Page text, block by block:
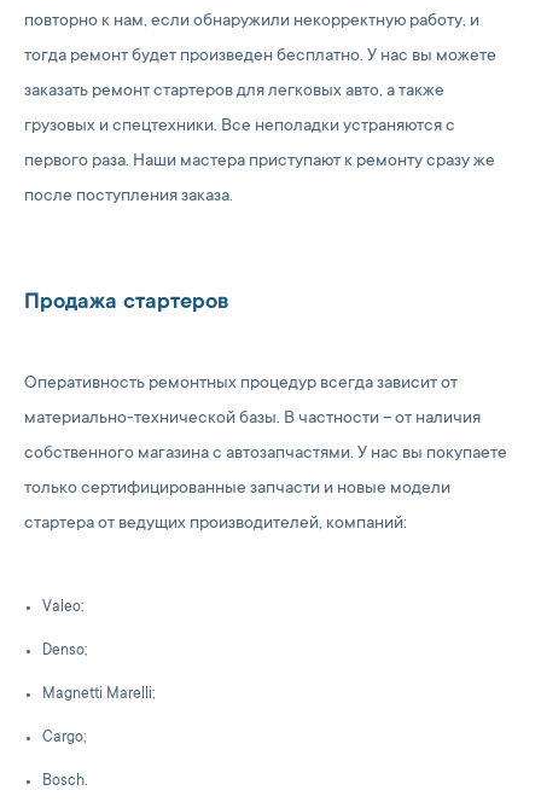
повторно к нам, если обнаружили некорректную работу, и
тогда ремонт будет произведен бесплатно. У нас вы можете
заказать ремонт стартеров для легковых авто, а также
грузовых и спецтехники. Все неполадки устраняются с
первого раза. Наши мастера приступают к ремонту сразу же
после поступления заказа.
Продажа стартеров
Оперативность ремонтных процедур всегда зависит от
материально-технической базы. В частности – от наличия
собственного магазина с автозапчастями. У нас вы покупаете
только сертифицированные запчасти и новые модели
стартера от ведущих производителей, компаний:
Valeo;
Denso;
Magnetti Marelli;
Cargo;
Bosch.